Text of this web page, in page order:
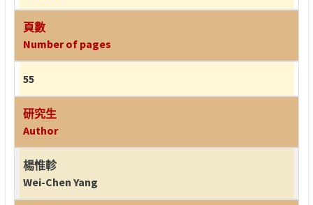
頁數
Number of pages
55
研究生
Author
楊惟軫
Wei-Chen Yang